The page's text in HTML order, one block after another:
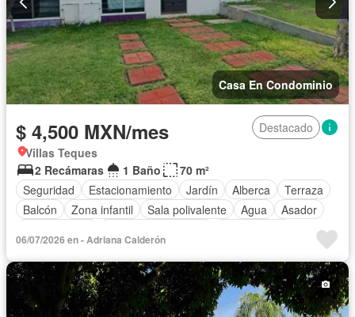
Casa En Condominio
$ 4,500 MXN/mes
Destacado
Villas Teques
2 Recámaras
1 Baño
70 m²
Seguridad
Estacionamiento Jardín Alberca
Terraza
Balcón
Zona infantil Sala polivalente Agua
Asador
Parcialmente amueblado
06/07/2026 en - Adriana Calderón